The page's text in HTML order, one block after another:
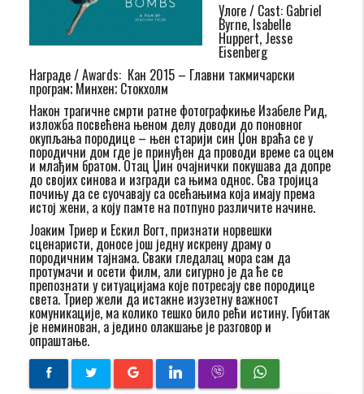
Улоге / Cast: Gabriel
Byrne, Isabelle
Huppert, Jesse
Eisenberg
Награде / Awards: Кан 2015 – Главни такмичарски
програм; Минхен; Стокхолм
Након трагичне смрти ратне фотографкиње Изабеле Рид,
изложба посвећена њеном делу доводи до поновног
окупљања породице – њен старији син Џон враћа се у
породични дом где је принуђен да проводи време са оцем
и млађим братом. Отац Џин очајнички покушава да допре
до својих синова и изгради са њима однос. Сва тројица
почињу да се суочавају са осећањима која имају према
истој жени, а коју памте на потпуно различите начине.
Јоаким Триер и Ескил Вогт, признати норвешки
сценаристи, доносе још једну искрену драму о
породичним тајнама. Сваки гледалац мора сам да
протумачи и осети филм, али сигурно је да ће се
препознати у ситуацијама које потресају све породице
света. Триер жели да истакне изузетну важност
комуникације, ма колико тешко било рећи истину. Губитак
је неминован, а једино олакшање је разговор и
опраштање.